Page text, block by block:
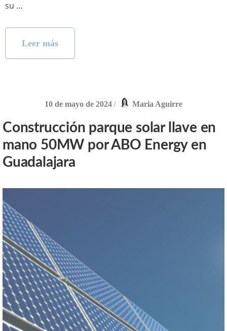
su …
Leer más
10 de mayo de 2024/ Maria Aguirre
Construcción parque solar llave en
mano 50MW por ABO Energy en
Guadalajara